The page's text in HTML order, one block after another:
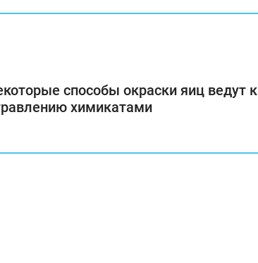
способы окраски яиц ведут к
химикатами